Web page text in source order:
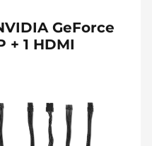
GeForce
+ 1 HDMI